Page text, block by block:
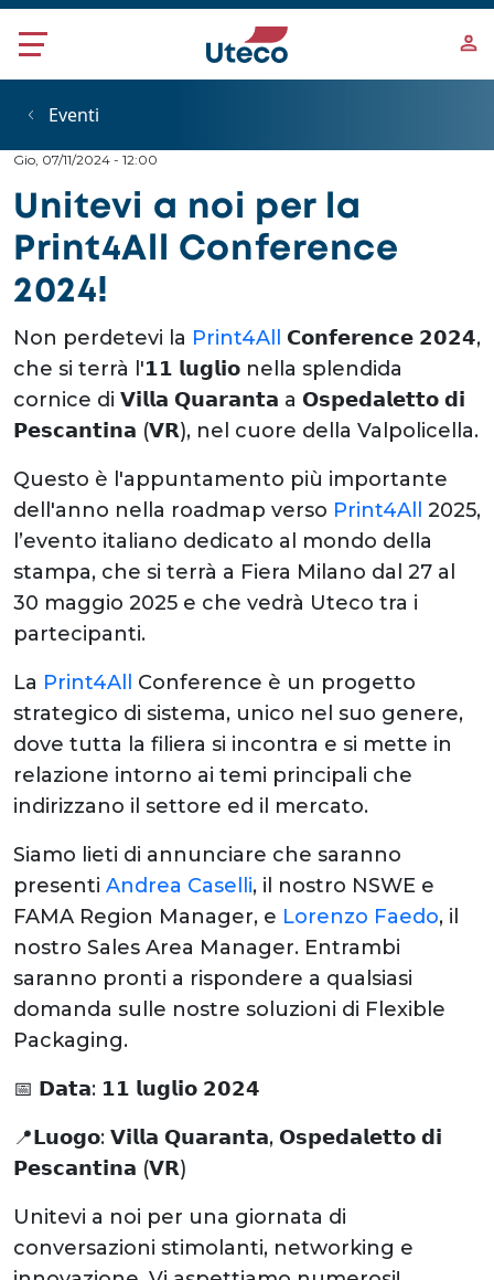
Salta al contenuto principale
Eventi
Gio, 07/11/2024 - 12:00
Unitevi a noi per la
Print4All Conference
2024!
Non perdetevi la Print4All 𝗖𝗼𝗻𝗳𝗲𝗿𝗲𝗻𝗰𝗲 𝟮𝟬𝟮𝟰,
che si terrà l'𝟭𝟭 𝗹𝘂𝗴𝗹𝗶𝗼 nella splendida
cornice di 𝗩𝗶𝗹𝗹𝗮 𝗤𝘂𝗮𝗿𝗮𝗻𝘁𝗮 a 𝗢𝘀𝗽𝗲𝗱𝗮𝗹𝗲𝘁𝘁𝗼 𝗱𝗶
𝗣𝗲𝘀𝗰𝗮𝗻𝘁𝗶𝗻𝗮 (𝗩𝗥), nel cuore della Valpolicella.
Questo è l'appuntamento più importante
dell'anno nella roadmap verso Print4All 2025,
l’evento italiano dedicato al mondo della
stampa, che si terrà a Fiera Milano dal 27 al
30 maggio 2025 e che vedrà Uteco tra i
partecipanti.
La Print4All Conference è un progetto
strategico di sistema, unico nel suo genere,
dove tutta la filiera si incontra e si mette in
relazione intorno ai temi principali che
indirizzano il settore ed il mercato.
Siamo lieti di annunciare che saranno
presenti Andrea Caselli, il nostro NSWE e
FAMA Region Manager, e Lorenzo Faedo, il
nostro Sales Area Manager. Entrambi
saranno pronti a rispondere a qualsiasi
domanda sulle nostre soluzioni di Flexible
Packaging.
📅 𝗗𝗮𝘁𝗮: 𝟭𝟭 𝗹𝘂𝗴𝗹𝗶𝗼 𝟮𝟬𝟮𝟰
📍𝗟𝘂𝗼𝗴𝗼: 𝗩𝗶𝗹𝗹𝗮 𝗤𝘂𝗮𝗿𝗮𝗻𝘁𝗮, 𝗢𝘀𝗽𝗲𝗱𝗮𝗹𝗲𝘁𝘁𝗼 𝗱𝗶
𝗣𝗲𝘀𝗰𝗮𝗻𝘁𝗶𝗻𝗮 (𝗩𝗥)
Unitevi a noi per una giornata di
conversazioni stimolanti, networking e